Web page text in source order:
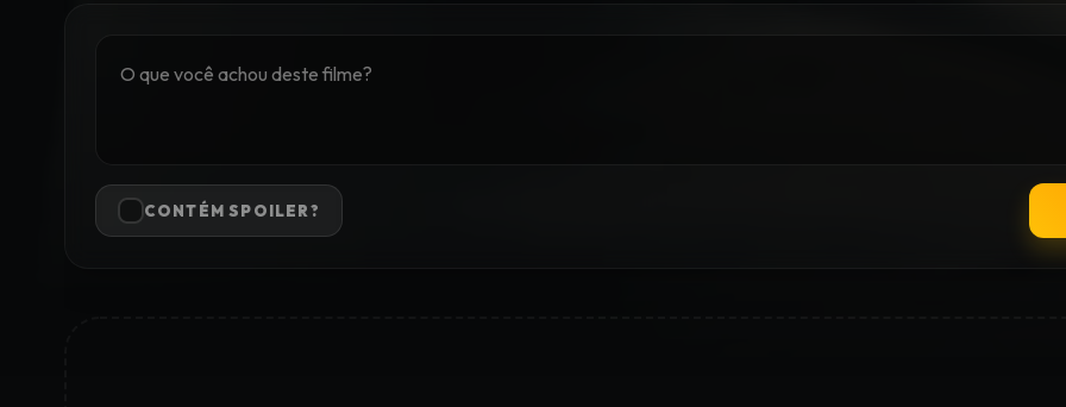
CONTÉM SPOILER?